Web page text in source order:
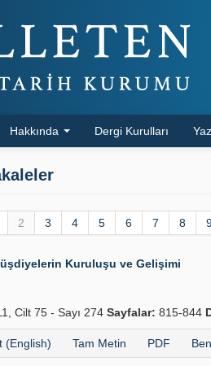
Hakkında Dergi Kurulları
2 3 4 5 6 7 8
Kuruluşu ve Gelişimi
Cilt 75 - Sayı 274 Sayfalar: 815-844
(English) Tam Metin PDF